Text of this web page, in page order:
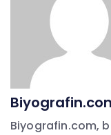
Biyografin.com,